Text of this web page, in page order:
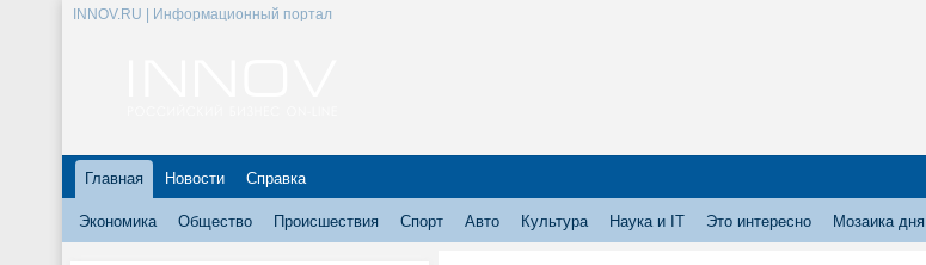
INNOV.RU | Информационный портал
Главная Новости Справка
Экономика Общество Происшествия Спорт Авто Культура Наука и IT Это интересно Мозаика дня